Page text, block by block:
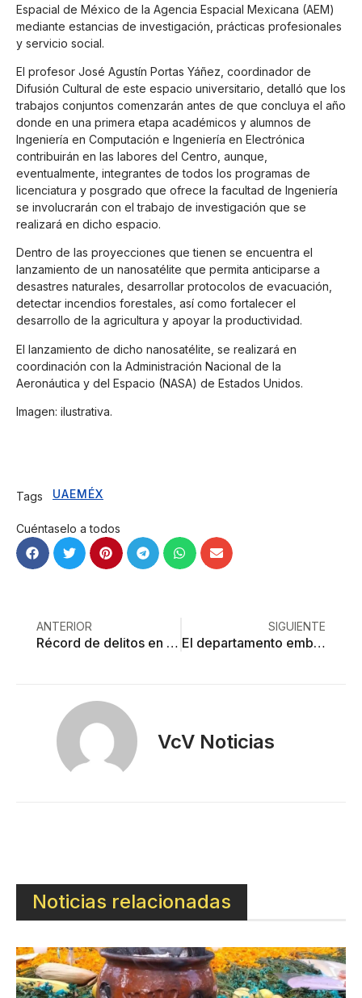
Espacial de México de la Agencia Espacial Mexicana (AEM)
mediante estancias de investigación, prácticas profesionales
y servicio social.
El profesor José Agustín Portas Yáñez, coordinador de
Difusión Cultural de este espacio universitario, detalló que los
trabajos conjuntos comenzarán antes de que concluya el año
donde en una primera etapa académicos y alumnos de
Ingeniería en Computación e Ingeniería en Electrónica
contribuirán en las labores del Centro, aunque,
eventualmente, integrantes de todos los programas de
licenciatura y posgrado que ofrece la facultad de Ingeniería
se involucrarán con el trabajo de investigación que se
realizará en dicho espacio.
Dentro de las proyecciones que tienen se encuentra el
lanzamiento de un nanosatélite que permita anticiparse a
desastres naturales, desarrollar protocolos de evacuación,
detectar incendios forestales, así como fortalecer el
desarrollo de la agricultura y apoyar la productividad.
El lanzamiento de dicho nanosatélite, se realizará en
coordinación con la Administración Nacional de la
Aeronáutica y del Espacio (NASA) de Estados Unidos.
Imagen: ilustrativa.
Tags UAEMÉX
Cuéntaselo a todos
ANTERIOR
Récord de delitos en Edoméx; 30 mil denuncias en mayo
SIGUIENTE
El departamento embrujado
VcV Noticias
Noticias relacionadas